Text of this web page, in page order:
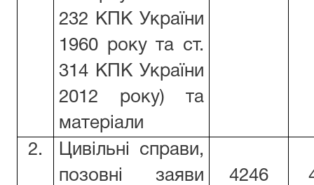
232 КПК України
1960 року та ст.
314 КПК України
2012 року) та
матеріали
2.
Цивільні справи,
позовні заяви
4246